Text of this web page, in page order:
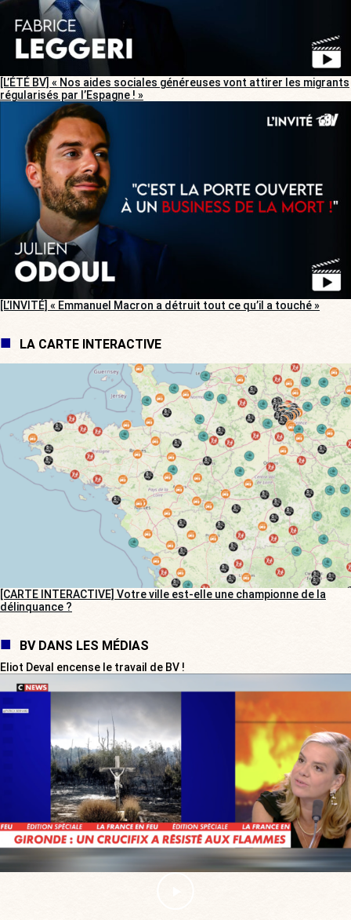
[L’ÉTÉ BV] « Nos aides sociales généreuses vont attirer les migrants
régularisés par l’Espagne ! »
[L’INVITÉ] « Emmanuel Macron a détruit tout ce qu’il a touché »
LA CARTE INTERACTIVE
[CARTE INTERACTIVE] Votre ville est-elle une championne de la
délinquance ?
BV DANS LES MÉDIAS
Eliot Deval encense le travail de BV !